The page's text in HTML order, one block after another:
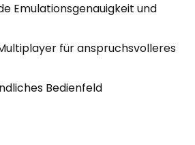
Emulationsgenauigkeit und
für anspruchsvolleres
Bedienfeld